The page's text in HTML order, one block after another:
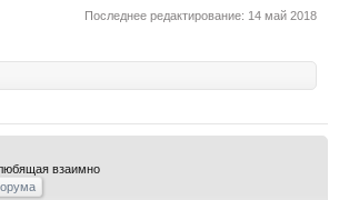
Последнее редактирование: 14 май 2018
взаимно